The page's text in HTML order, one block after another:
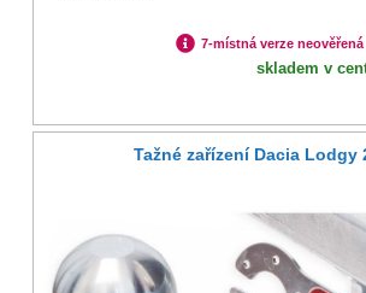
7-místná verze neověřená
skladem v
Tažné zařízení Dacia Lodgy